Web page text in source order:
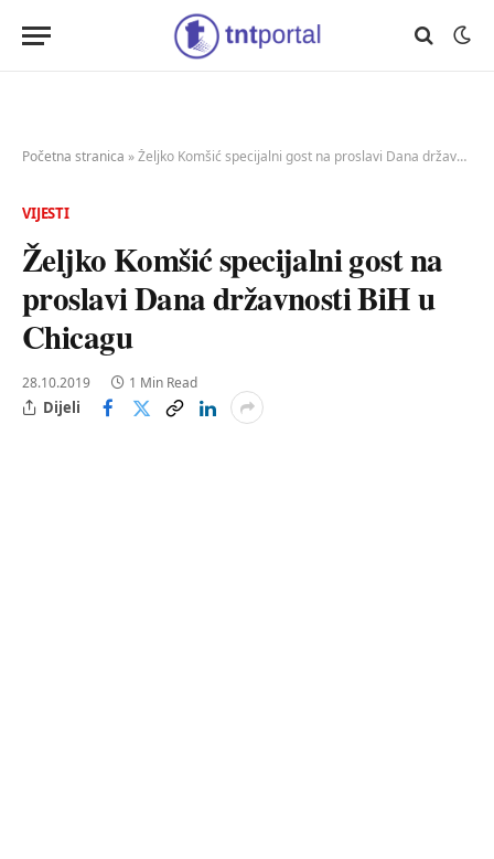
Početna stranica »Željko Komšić specijalni gost na proslavi Dana državnosti BiH u Chicagu
VIJESTI
Željko Komšić specijalni gost na
proslavi Dana državnosti BiH u
Chicagu
28.10.2019 1 Min Read
Dijeli